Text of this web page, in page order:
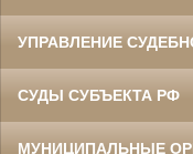
УПРАВЛЕНИЕ
СУДЫ СУБЪЕКТА РФ
МУНИЦИПАЛЬНЫЕ